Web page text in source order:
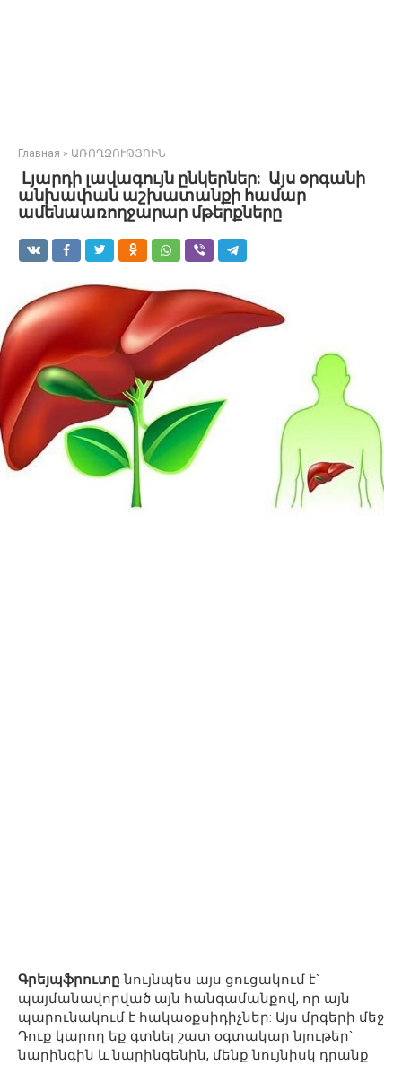
Главная » ԱՌՈՂՋՈՒԹՅՈԻՆ
Լյարդի լավագույն ընկերներ: Այս օրգանի
անխափան աշխատանքի համար
ամենաառողջարար մթերքները
Գրեյպֆրուտը նույնպես այս ցուցակում է`
պայմանավորված այն հանգամանքով, որ այն
պարունակում է հակաօքսիդիչներ: Այս մրգերի մեջ
Դուք կարող եք գտնել շատ օգտակար նյութեր`
նարինգին և նարինգենին, մենք նույնիսկ դրանք